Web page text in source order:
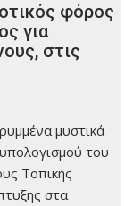
φόρος
για
στις
μυστικά
του
Τοπικής
στα